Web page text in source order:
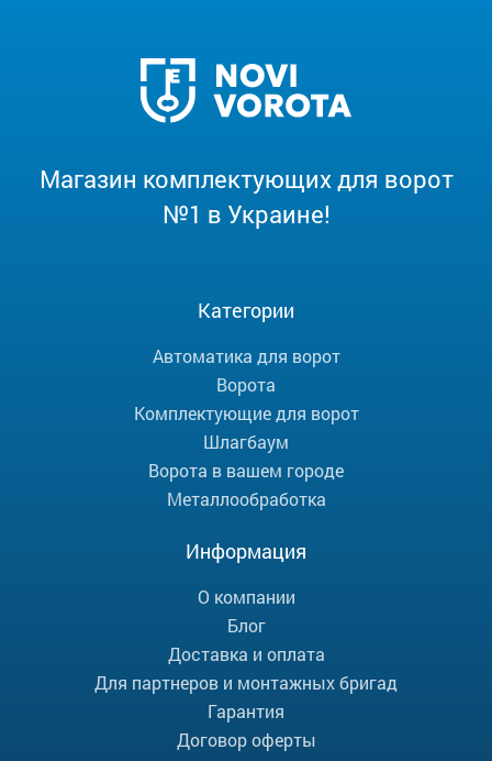
Магазин комплектующих для ворот
№1 в Украине!
Категории
Автоматика для ворот
Ворота
Комплектующие для ворот
Шлагбаум
Ворота в вашем городе
Металлообработка
Информация
О компании
Блог
Доставка и оплата
Для партнеров и монтажных бригад
Гарантия
Договор оферты